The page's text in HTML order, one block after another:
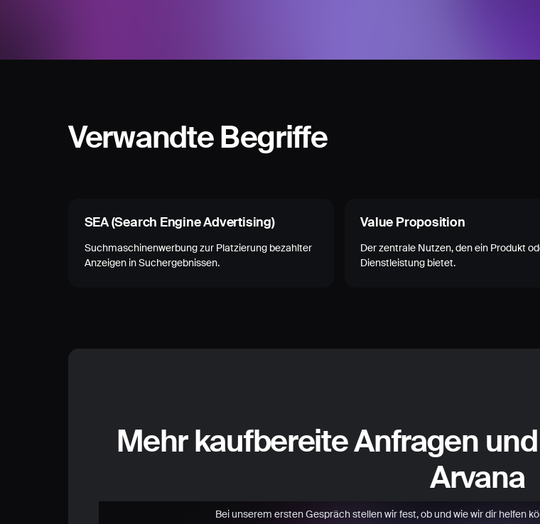
Verwandte Begriffe
SEA (Search Engine Advertising)
Suchmaschinenwerbung zur Platzierung bezahlter
Anzeigen in Suchergebnissen.
Value Proposition
Der zentrale Nutzen, den ein Produkt
Dienstleistung bietet.
Mehr kaufbereite Anfragen
Arvana
Bei unserem ersten Gespräch stellen wir fest, ob und wie wir dir helfen